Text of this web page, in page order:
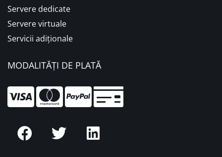
Servere dedicate
Servere virtuale
Servicii adiționale
MODALITĂȚI DE PLATĂ